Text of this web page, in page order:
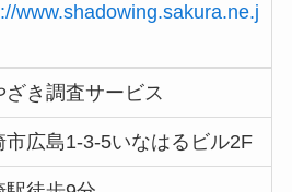
www.shadowing.sakura.ne.j
ざき調査サービス
市広島1-3-5いなはるビル2F